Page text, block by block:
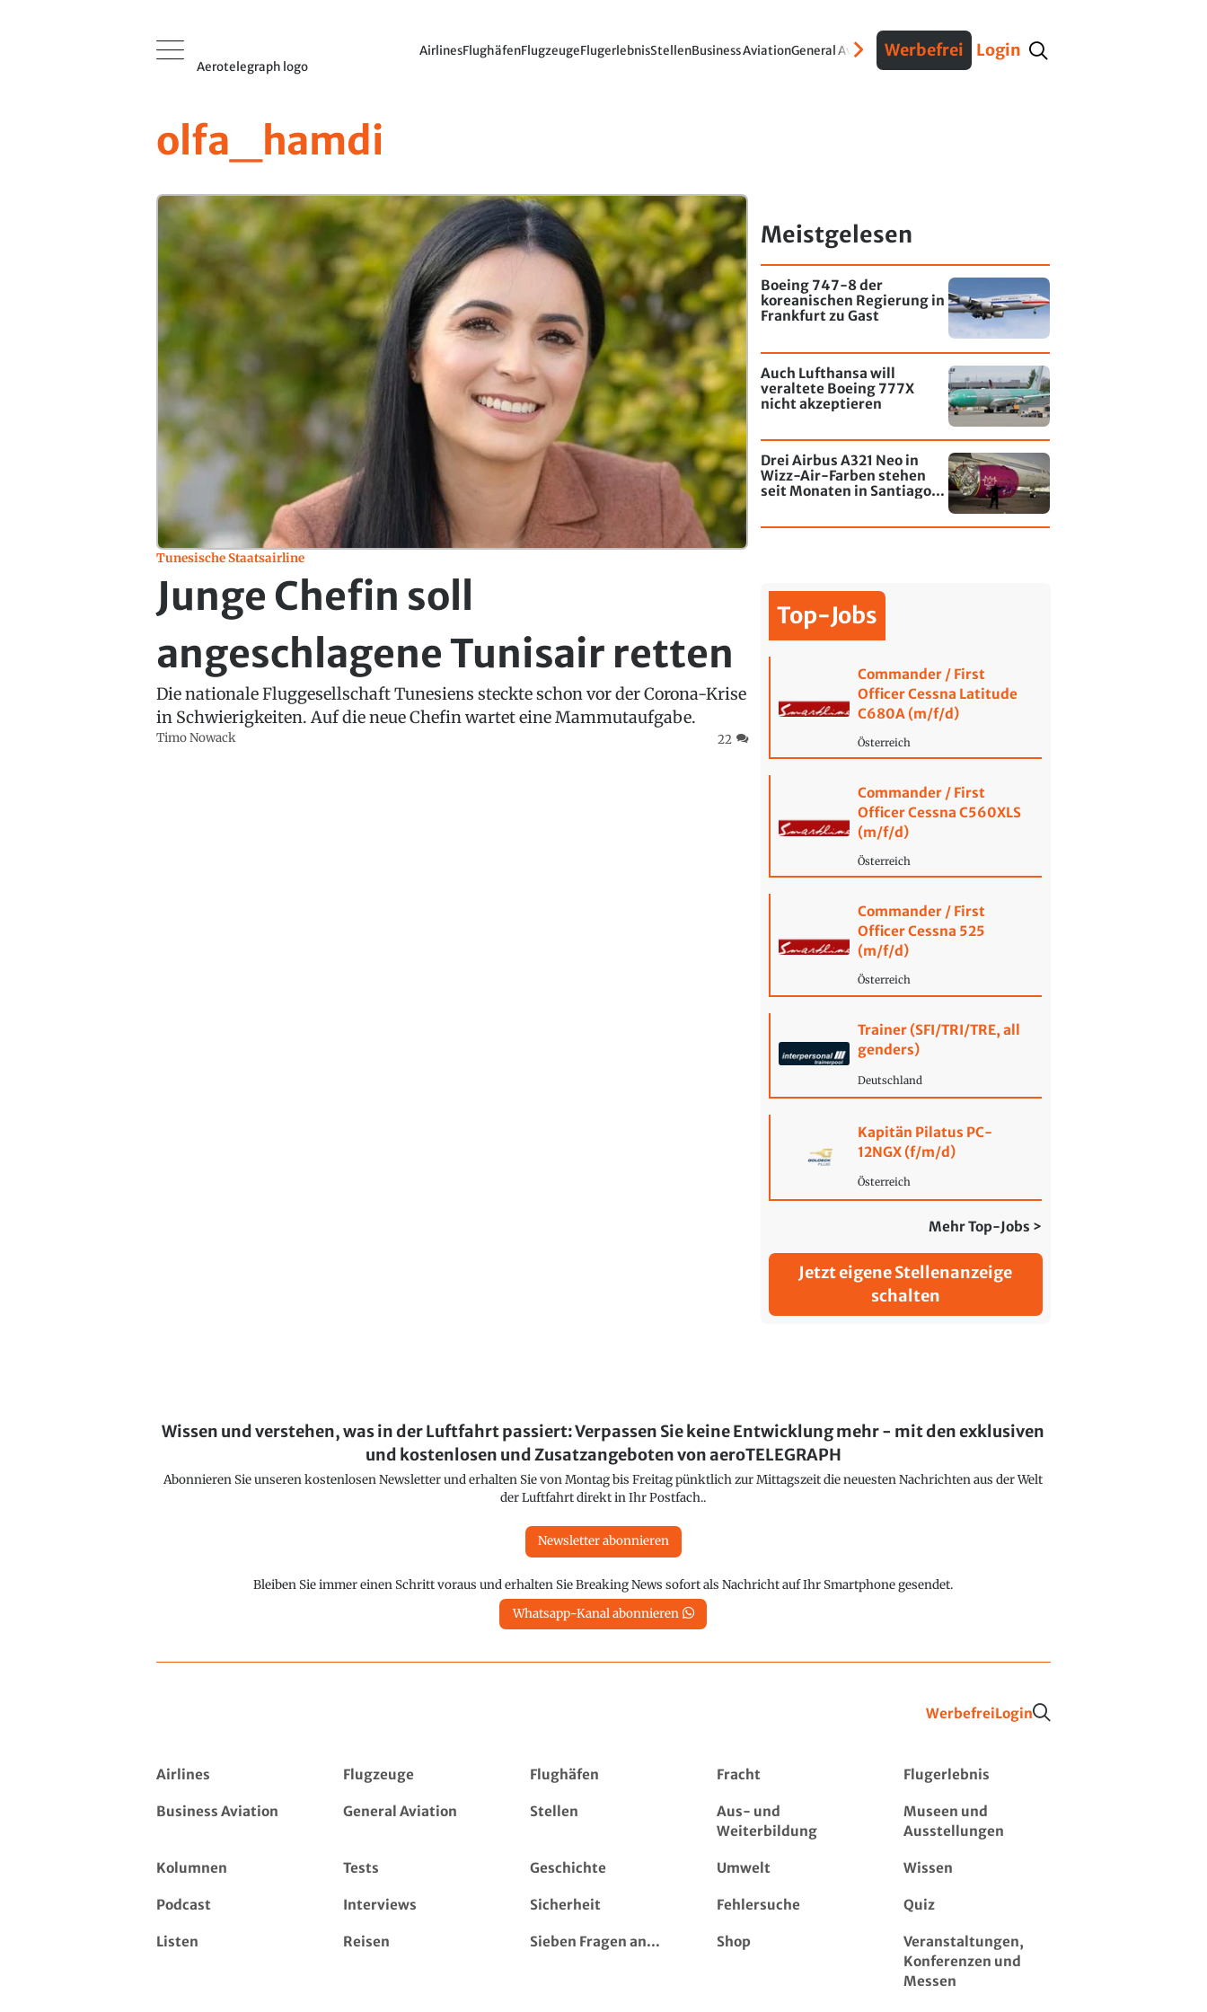
Aerotelegraph logo
AirlinesFlughäfenFlugzeugeFlugerlebnisStellenBusiness AviationGeneral AviationVerteidigungInterviews Fracht
Werbefrei Login
olfa_hamdi
Tunesische Staatsairline
Junge Chefin soll
angeschlagene Tunisair retten
Die nationale Fluggesellschaft Tunesiens steckte schon vor der Corona-Krise
in Schwierigkeiten. Auf die neue Chefin wartet eine Mammutaufgabe.
Timo Nowack 22
Meistgelesen
Boeing 747-8 der
koreanischen Regierung in
Frankfurt zu Gast
Auch Lufthansa will
veraltete Boeing 777X
nicht akzeptieren
Drei Airbus A321 Neo in
Wizz-Air-Farben stehen
seit Monaten in Santiago
Top-Jobs
Commander / First
Officer Cessna Latitude
C680A (m/f/d)
Österreich
Commander / First
Officer Cessna C560XLS
(m/f/d)
Österreich
Commander / First
Officer Cessna 525
(m/f/d)
Österreich
Trainer (SFI/TRI/TRE, all
genders)
Deutschland
Kapitän Pilatus PC-
12NGX (f/m/d)
Österreich
Mehr Top-Jobs >
Jetzt eigene Stellenanzeige
schalten
Wissen und verstehen, was in der Luftfahrt passiert: Verpassen Sie keine Entwicklung mehr - mit den exklusiven
und kostenlosen und Zusatzangeboten von aeroTELEGRAPH
Abonnieren Sie unseren kostenlosen Newsletter und erhalten Sie von Montag bis Freitag pünktlich zur Mittagszeit die neuesten Nachrichten aus der Welt
der Luftfahrt direkt in Ihr Postfach..
Newsletter abonnieren
Bleiben Sie immer einen Schritt voraus und erhalten Sie Breaking News sofort als Nachricht auf Ihr Smartphone gesendet.
Whatsapp-Kanal abonnieren
WerbefreiLogin
Airlines Flugzeuge Flughäfen Fracht Flugerlebnis
Business Aviation General Aviation Stellen
Aus- und
Weiterbildung
Museen und
Ausstellungen
Kolumnen Tests Geschichte Umwelt Wissen
Podcast Interviews Sicherheit Fehlersuche Quiz
Listen Reisen Sieben Fragen an... Shop
Veranstaltungen,
Konferenzen und
Messen